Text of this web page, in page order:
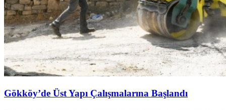
Gökköy’de Üst Yapı Çalışmalarına Başlandı